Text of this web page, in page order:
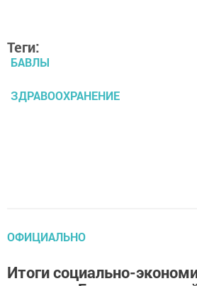
Теги:
БАВЛЫ
ЗДРАВООХРАНЕНИЕ
ОФИЦИАЛЬНО
Итоги социально-